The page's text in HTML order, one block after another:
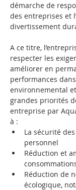
démarche de
des entreprises et
divertissement
A ce titre,
respecter les
améliorer en
performances
environnemental
grandes priorités
entreprise par
à :
La sécurité
personnel
Réduction et
Réduction de
écologique,